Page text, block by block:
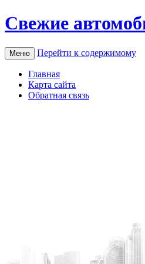
Свежие
Меню Перейти к содержимому
Главная
Карта сайта
Обратная связь